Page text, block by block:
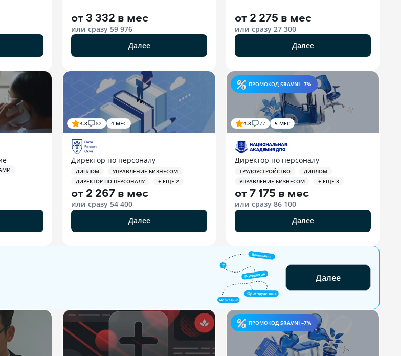
от 3 332 в мес
или сразу 59 976
Далее
от 2 275 в мес
или сразу 27 300
Далее
4.8 82 4 МЕС
Директор по персоналу
ДИПЛОМ
УПРАВЛЕНИЕ БИЗНЕСОМ
ДИРЕКТОР ПО ПЕРСОНАЛУ
+ ЕЩЕ 2
от 2 267 в мес
или сразу 54 400
Далее
ПРОМОКОД SRAVNI –7%
4.8 77 5 МЕС
Директор по персоналу
ТРУДОУСТРОЙСТВО
ДИПЛОМ
УПРАВЛЕНИЕ БИЗНЕСОМ
+ ЕЩЕ 3
от7 175 в мес
или сразу 86 100
Далее
Далее
ПРОМОКОД SRAVNI –7%